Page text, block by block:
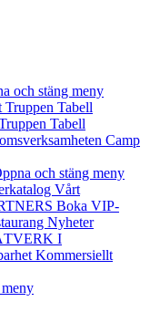
Truppen Tabell
Tabell
Camp
Vårt
Boka VIP-
Nyheter
I
Kommersiellt